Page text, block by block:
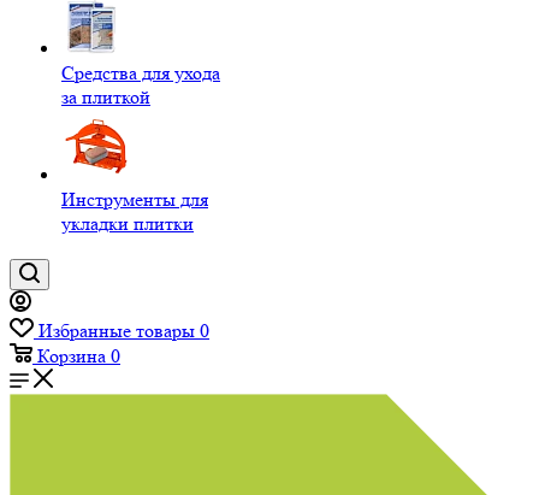
Средства для ухода
за плиткой
Инструменты для
укладки плитки
Избранные товары 0
Корзина 0